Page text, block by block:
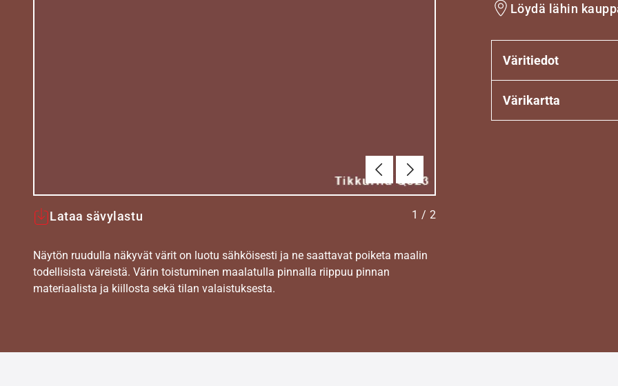
EdellinenSeuraava
Lataa sävylastu 1 / 2
Näytön ruudulla näkyvät värit on luotu sähköisesti ja ne saattavat poiketa maalin
todellisista väreistä. Värin toistuminen maalatulla pinnalla riippuu pinnan
materiaalista ja kiillosta sekä tilan valaistuksesta.
Löydä lähin
Väritiedot
Värikartta